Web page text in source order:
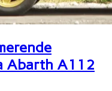
Abarth A112